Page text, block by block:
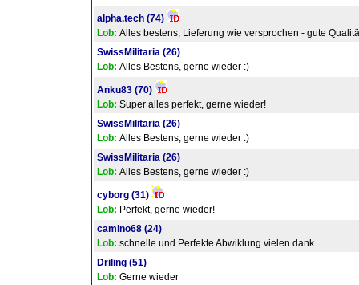
alpha.tech (74)
Lob: Alles bestens, Lieferung wie versprochen - gute
SwissMilitaria (26)
Lob: Alles Bestens, gerne wieder :)
Anku83 (70)
Lob: Super alles perfekt, gerne wieder!
SwissMilitaria (26)
Lob: Alles Bestens, gerne wieder :)
SwissMilitaria (26)
Lob: Alles Bestens, gerne wieder :)
cyborg (31)
Lob: Perfekt, gerne wieder!
camino68 (24)
Lob: schnelle und Perfekte Abwiklung vielen dank
Driling (51)
Lob: Gerne wieder